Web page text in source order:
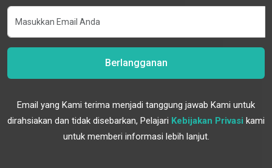
Berlangganan
Email yang Kami terima menjadi tanggung jawab Kami untuk
dirahsiakan dan tidak disebarkan, Pelajari Kebijakan Privasi kami
untuk memberi informasi lebih lanjut.